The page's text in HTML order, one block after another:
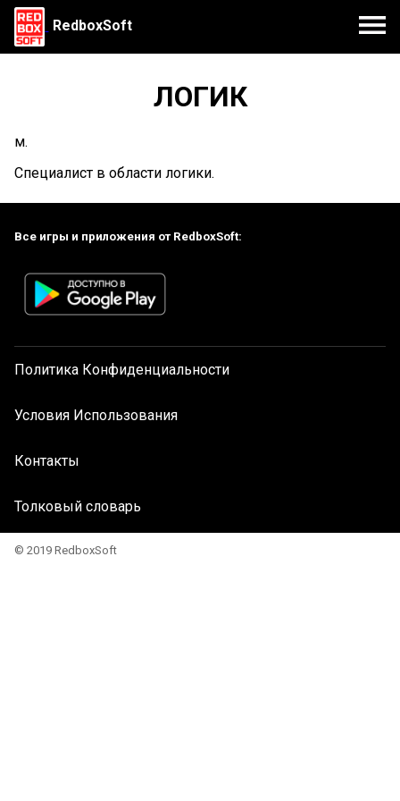
RedboxSoft
ЛОГИК
м.
Специалист в области логики.
Все игры и приложения от RedboxSoft:
Политика Конфиденциальности
Условия Использования
Контакты
Толковый словарь
© 2019 RedboxSoft